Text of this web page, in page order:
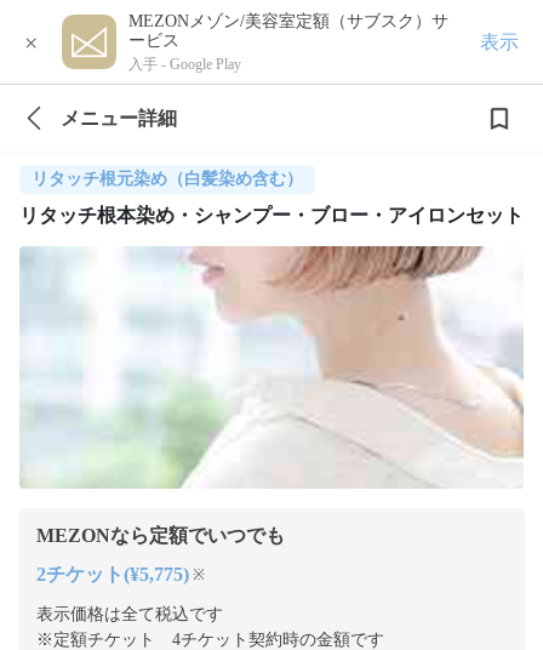
×
MEZONメゾン/美容室定額（サブスク）サ
ービス
入手 - Google Play
表示
メニュー詳細
リタッチ根元染め（白髪染め含む）
リタッチ根本染め・シャンプー・ブロー・アイロンセット
MEZONなら定額でいつでも
2チケット(¥5,775) ※
表示価格は全て税込です
※定額チケット 4チケット契約時の金額です